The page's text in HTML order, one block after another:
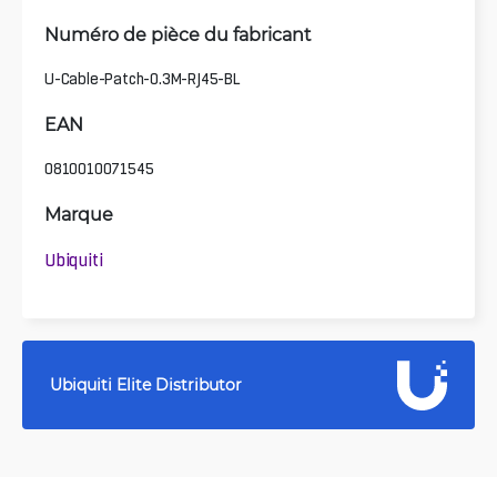
Numéro de pièce du fabricant
U-Cable-Patch-0.3M-RJ45-BL
EAN
0810010071545
Marque
Ubiquiti
Ubiquiti Elite Distributor